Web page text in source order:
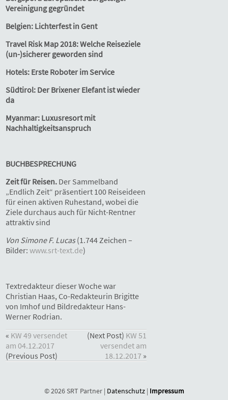
Vereinigung gegründet
Belgien: Lichterfest in Gent
Travel Risk Map 2018: Welche Reiseziele
(un-)sicherer geworden sind
Hotels: Erste Roboter im Service
Südtirol: Der Brixener Elefant ist wieder
da
Myanmar: Luxusresort mit
Nachhaltigkeitsanspruch
BUCHBESPRECHUNG
Zeit für Reisen. Der Sammelband
„Endlich Zeit“ präsentiert 100 Reiseideen
für einen aktiven Ruhestand, wobei die
Ziele durchaus auch für Nicht-Rentner
attraktiv sind
Von Simone F. Lucas(1.744 Zeichen –
Bilder: www.srt-text.de)
Textredakteur dieser Woche war
Christian Haas, Co-Redakteurin Brigitte
von Imhof und Bildredakteur Hans-
Werner Rodrian.
« KW 49 versendet
am 04.12.2017
(Previous Post)
(Next Post) KW 51
versendet am
18.12.2017 »
© 2026 SRT Partner | Datenschutz| Impressum